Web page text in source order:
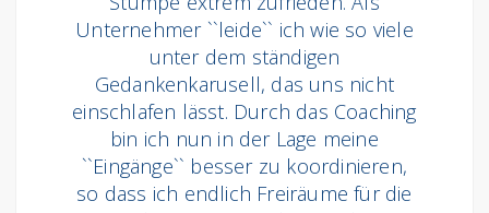
Unternehmer ``leide`` ich wie so viele
unter dem ständigen
Gedankenkarusell, das uns nicht
einschlafen lässt. Durch das Coaching
bin ich nun in der Lage meine
``Eingänge`` besser zu koordinieren,
so dass ich endlich Freiräume für die